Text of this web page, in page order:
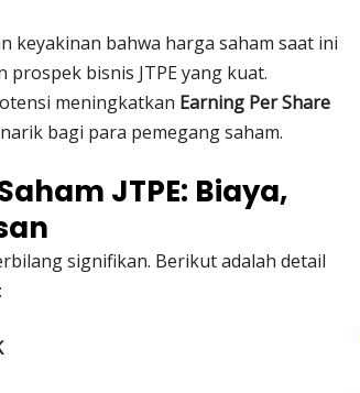
keyakinan bahwa harga saham saat ini
bisnis JTPE yang kuat.
meningkatkan Earning Per Share
bagi para pemegang saham.
JTPE: Biaya,
signifikan. Berikut adalah detail